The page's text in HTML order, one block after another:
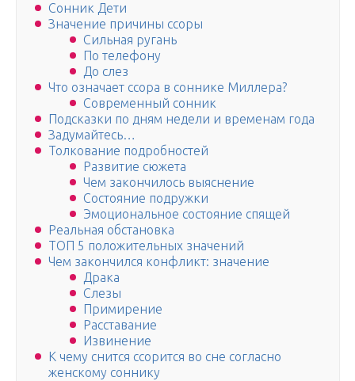
Сонник Дети
Значение причины ссоры
Сильная ругань
По телефону
До слез
Что означает ссора в соннике Миллера?
Современный сонник
Подсказки по дням недели и временам года
Задумайтесь…
Толкование подробностей
Развитие сюжета
Чем закончилось выяснение
Состояние подружки
Эмоциональное состояние спящей
Реальная обстановка
ТОП 5 положительных значений
Чем закончился конфликт: значение
Драка
Слезы
Примирение
Расставание
Извинение
К чему снится ссорится во сне согласно
женскому соннику